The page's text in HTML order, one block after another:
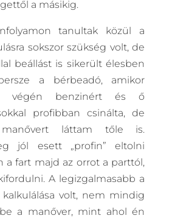
a másikig.
tanultak közül a
sokszor szükség volt, de
beállást is sikerült élesben
a bérbeadó, amikor
végén benzinért és ő
profibban csinálta, de
láttam tőle is.
jól esett „profin” eltolni
a fart majd az orrot a parttól,
A legizgalmasabb a
kalkulálása volt, nem mindig
a manőver, mint ahol én